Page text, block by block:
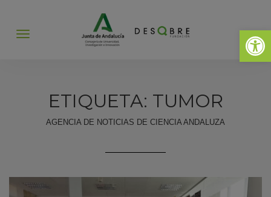
Abrir
Abrir
ETIQUETA: TUMOR
AGENCIA DE NOTICIAS DE CIENCIA ANDALUZA